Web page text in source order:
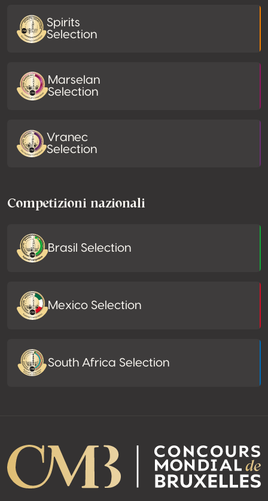
Spirits
Selection
Marselan
Selection
Vranec
Selection
Competizioni nazionali
Brasil Selection
Mexico Selection
South Africa Selection